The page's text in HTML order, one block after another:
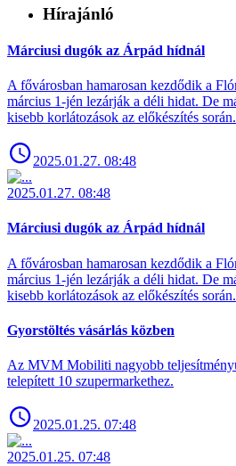
Hírajánló
Márciusi dugók az Árpád hídnál
A fővárosban hamarosan kezdődik a
március 1-jén lezárják a déli hidat. De
kisebb korlátozások az előkészítés során.
2025.01.27. 08:48
2025.01.27. 08:48
Márciusi dugók az Árpád hídnál
A fővárosban hamarosan kezdődik a
március 1-jén lezárják a déli hidat. De
kisebb korlátozások az előkészítés során.
Gyorstöltés vásárlás közben
Az MVM Mobiliti nagyobb
telepített 10 szupermarkethez.
2025.01.25. 07:48
2025.01.25. 07:48